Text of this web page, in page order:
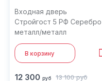
Входная дверь
Стройгост 5 РФ Серебро
металл/металл
В корзину
12 300 руб 13 100 руб